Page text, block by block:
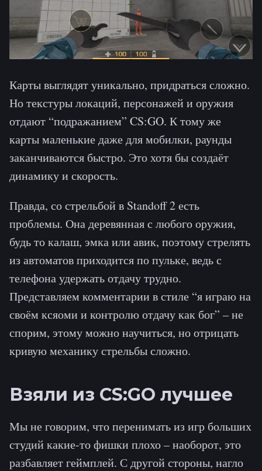
Карты выглядят уникально, придраться сложно.
Но текстуры локаций, персонажей и оружия
отдают “подражанием” CS:GO. К тому же
карты маленькие даже для мобилки, раунды
заканчиваются быстро. Это хотя бы создаёт
динамику и скорость.
Правда, со стрельбой в Standoff 2 есть
проблемы. Она деревянная с любого оружия,
будь то калаш, эмка или авик, поэтому стрелять
из автоматов приходится по пульке, ведь с
телефона удержать отдачу трудно.
Представляем комментарии в стиле “я играю на
своём ксяоми и контролю отдачу как бог” – не
спорим, этому можно научиться, но отрицать
кривую механику стрельбы сложно.
Взяли из CS:GO лучшее
Мы не говорим, что перенимать из игр больших
студий какие-то фишки плохо – наоборот, это
разбавляет геймплей. С другой стороны, нагло